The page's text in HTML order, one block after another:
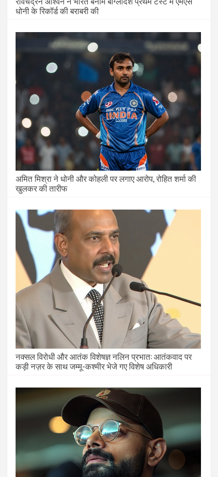
धोनी के रिकॉर्ड की बराबरी की
अमित मिश्रा ने धोनी और कोहली पर लगाए आरोप, रोहित शर्मा की
खुलकर की तारीफ
नक्सल विरोधी और आतंक विशेषज्ञ नलिन प्रभात: आतंकवाद पर
कड़ी नज़र के साथ जम्मू-कश्मीर भेजे गए विशेष अधिकारी